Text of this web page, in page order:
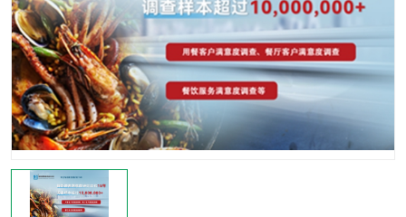
服务满意度调查 汽车行业满意度